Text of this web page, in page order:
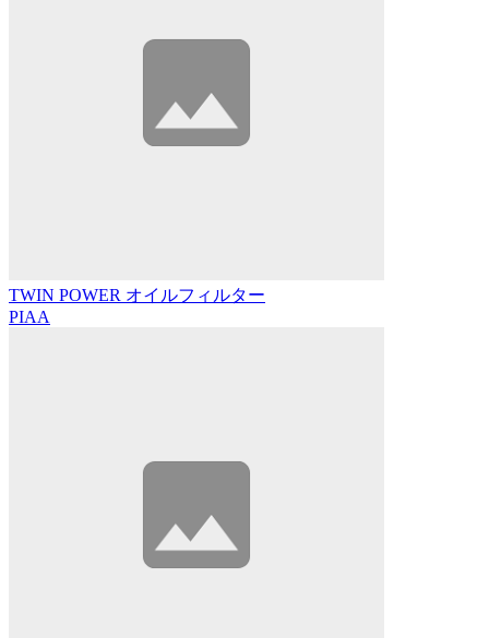
TWIN POWER オイルフィルター
PIAA